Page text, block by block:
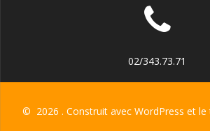
02/343.73.71
© 2026 . Construit avec WordPress et le